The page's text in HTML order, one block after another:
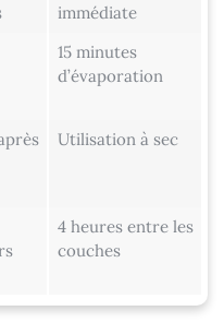
immédiate
15 minutes
d’évaporation
Utilisation à sec
4 heures entre les
couches